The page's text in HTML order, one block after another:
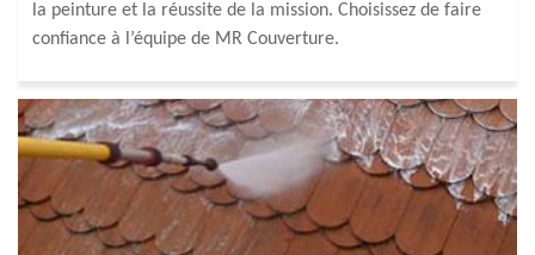
la peinture et la réussite de la mission. Choisissez de faire
confiance à l’équipe de MR Couverture.